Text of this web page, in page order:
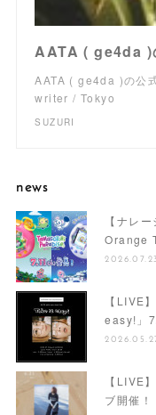
AATA ( ge4da )の公
writer / Tokyo
SUZURI
news
【ナレ
Orange
【LIVE
easy!」
【LIVE
ブ開催！